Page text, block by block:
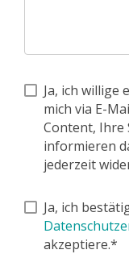
Ja, ich willige
mich via E-
Content, Ihre
informieren
jederzeit
Ja, ich
akzeptiere.*